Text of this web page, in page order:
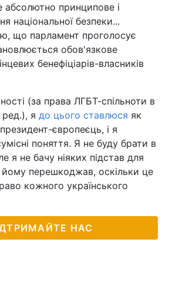
принципове і
національної безпеки...
що парламент проголосує
обов'язкове
бенефіціарів-власників
(за права ЛГБТ-спільноти в
ред.), я до цього ставлюся як
європеєць, і я
поняття. Я не буду брати в
я не бачу ніяких підстав для
перешкоджав, оскільки це
кожного українського
НАС